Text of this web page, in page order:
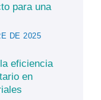
para una
DE 2025
eficiencia
en